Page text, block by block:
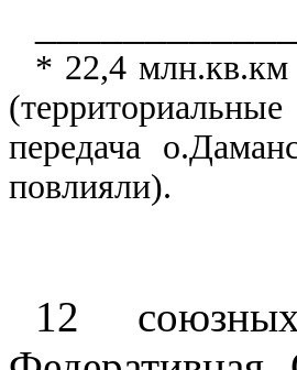
* 22,4 млн.кв.км
передача
повлияли).
12